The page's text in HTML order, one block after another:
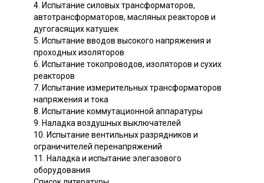
4. Испытание силовых трансформаторов,
автотрансформаторов, масляных реакторов и
дугогасящих катушек
5. Испытание вводов высокого напряжения и
проходных изоляторов
6. Испытание токопроводов, изоляторов и сухих
реакторов
7. Испытание измерительных трансформаторов
напряжения и тока
8. Испытание коммутационной аппаратуры
9. Наладка воздушных выключателей
10. Испытание вентильных разрядников и
ограничителей перенапряжений
11. Наладка и испытание элегазового
оборудования